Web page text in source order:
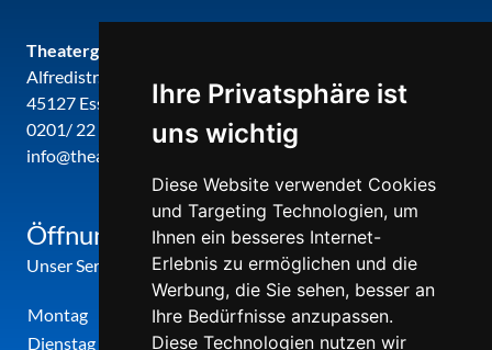
Ihre Privatsphäre ist
uns wichtig
Diese Website verwendet Cookies
und Targeting Technologien, um
Ihnen ein besseres Internet-
Erlebnis zu ermöglichen und die
Werbung, die Sie sehen, besser an
Ihre Bedürfnisse anzupassen.
Diese Technologien nutzen wir
Theatergemeinde metropole ruhr
Alfredistr. 32
45127 Essen
0201/ 22 22 29
info@theatergemeinde-metropole-ruhr.de
Öffnungszeiten
Unser Service-Center ist zu folgenden Zeiten geöffnet
Montag
12:00 Uhr - 17:00 Uhr
Dienstag
09:00 Uhr - 12:00 Uhr